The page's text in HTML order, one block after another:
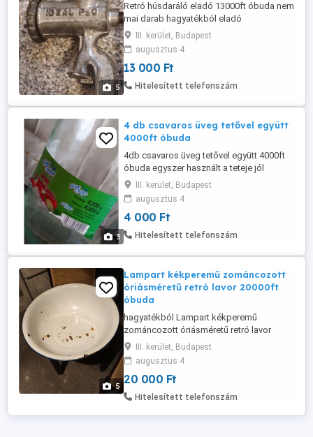
5
Retró húsdaráló eladó 13000ft óbuda nem
mai darab hagyatékból eladó
magánszemély vagyok 36 20 949 1288 36
50 104 8272 posta kizárolag előre fizetés
után mpl csomagautomatába +2000ft
III. kerület, Budapest
augusztus 4
13 000 Ft
Hitelesített telefonszám
3
4 db csavaros üveg tetővel együtt
4000ft óbuda
4db csavaros üveg tetővel együtt 4000ft
óbuda egyszer használt a teteje jól
zárodik a képen látható állapotba 4db
egyben 4000ft 36 20 949 1288 36 50 104
8272 magánszemély vagyok
III. kerület, Budapest
augusztus 4
4 000 Ft
Hitelesített telefonszám
5
Lampart kékperemű zománcozott
óriásméretű retró lavor 20000ft
óbuda
hagyatékból Lampart kékperemű
zománcozott óriásméretű retró lavor
60cm átmérőjű használt kopott állapotba
de nem lyukas eladó 20000ft óbuda
magánszemély vagyok 36 20 949 1288 36
50 104 8272 posta kizárolag előre fizetés
után postán maradó +5000ft
III. kerület, Budapest
augusztus 4
20 000 Ft
Hitelesített telefonszám